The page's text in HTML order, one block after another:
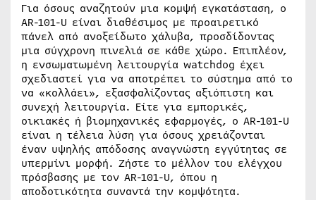
Για όσους αναζητούν μια κομψή εγκατάσταση, ο
AR-101-U είναι διαθέσιμος με προαιρετικό
πάνελ από ανοξείδωτο χάλυβα, προσδίδοντας
μια σύγχρονη πινελιά σε κάθε χώρο. Επιπλέον,
η ενσωματωμένη λειτουργία watchdog έχει
σχεδιαστεί για να αποτρέπει το σύστημα από το
να «κολλάει», εξασφαλίζοντας αξιόπιστη και
συνεχή λειτουργία. Είτε για εμπορικές,
οικιακές ή βιομηχανικές εφαρμογές, ο AR-101-U
είναι η τέλεια λύση για όσους χρειάζονται
έναν υψηλής απόδοσης αναγνώστη εγγύτητας σε
υπερμίνι μορφή. Ζήστε το μέλλον του ελέγχου
πρόσβασης με τον AR-101-U, όπου η
αποδοτικότητα συναντά την κομψότητα.